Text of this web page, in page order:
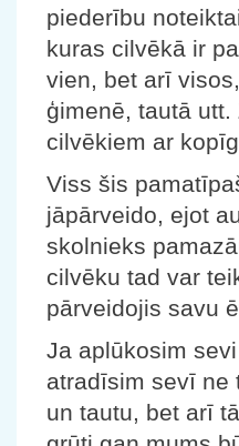
piederību
kuras cilvēkā ir
vien, bet arī
ģimenē, tautā
cilvēkiem ar
Viss šis
jāpārveido, ejot
skolnieks
cilvēku tad var
pārveidojis savu
Ja aplūkosim
atradīsim sevī ne
un tautu, bet arī